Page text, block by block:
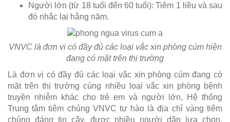
Người lớn (từ 18 tuổi đến 60 tuổi): Tiêm 1 liều và sau
đó nhắc lại hằng năm.
VNVC là đơn vị có đầy đủ các loại vắc xin phòng cúm hiện
đang có mặt trên thị trường
Là đơn vị có đầy đủ các loại vắc xin phòng cúm đang có
mặt trên thị trường cùng nhiều loại vắc xin phòng bệnh
truyền nhiễm khác cho trẻ em và người lớn, Hệ thống
Trung tâm tiêm chủng VNVC tự hào là địa chỉ vàng tiêm
chủng đáng tin cậy, được nhiều người dân lựa chọn.